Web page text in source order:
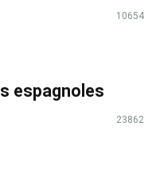
10654
espagnoles
23862